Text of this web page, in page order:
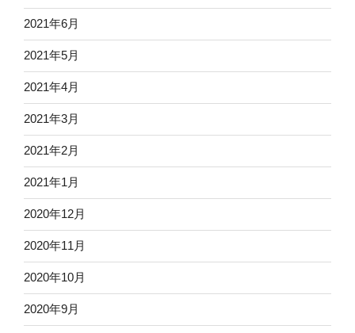
2021年6月
2021年5月
2021年4月
2021年3月
2021年2月
2021年1月
2020年12月
2020年11月
2020年10月
2020年9月